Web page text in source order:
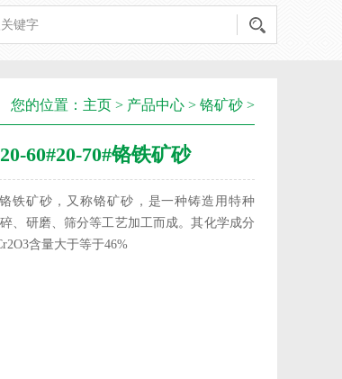
您的位置： 主页 > 产品中心 > 铬矿砂 >
60#20-70#铬铁矿砂
铬铁矿砂，又称铬矿砂‌，是一种铸造用特种
、研磨、筛分等工艺加工而成。其化学成分
含量大于等于46%